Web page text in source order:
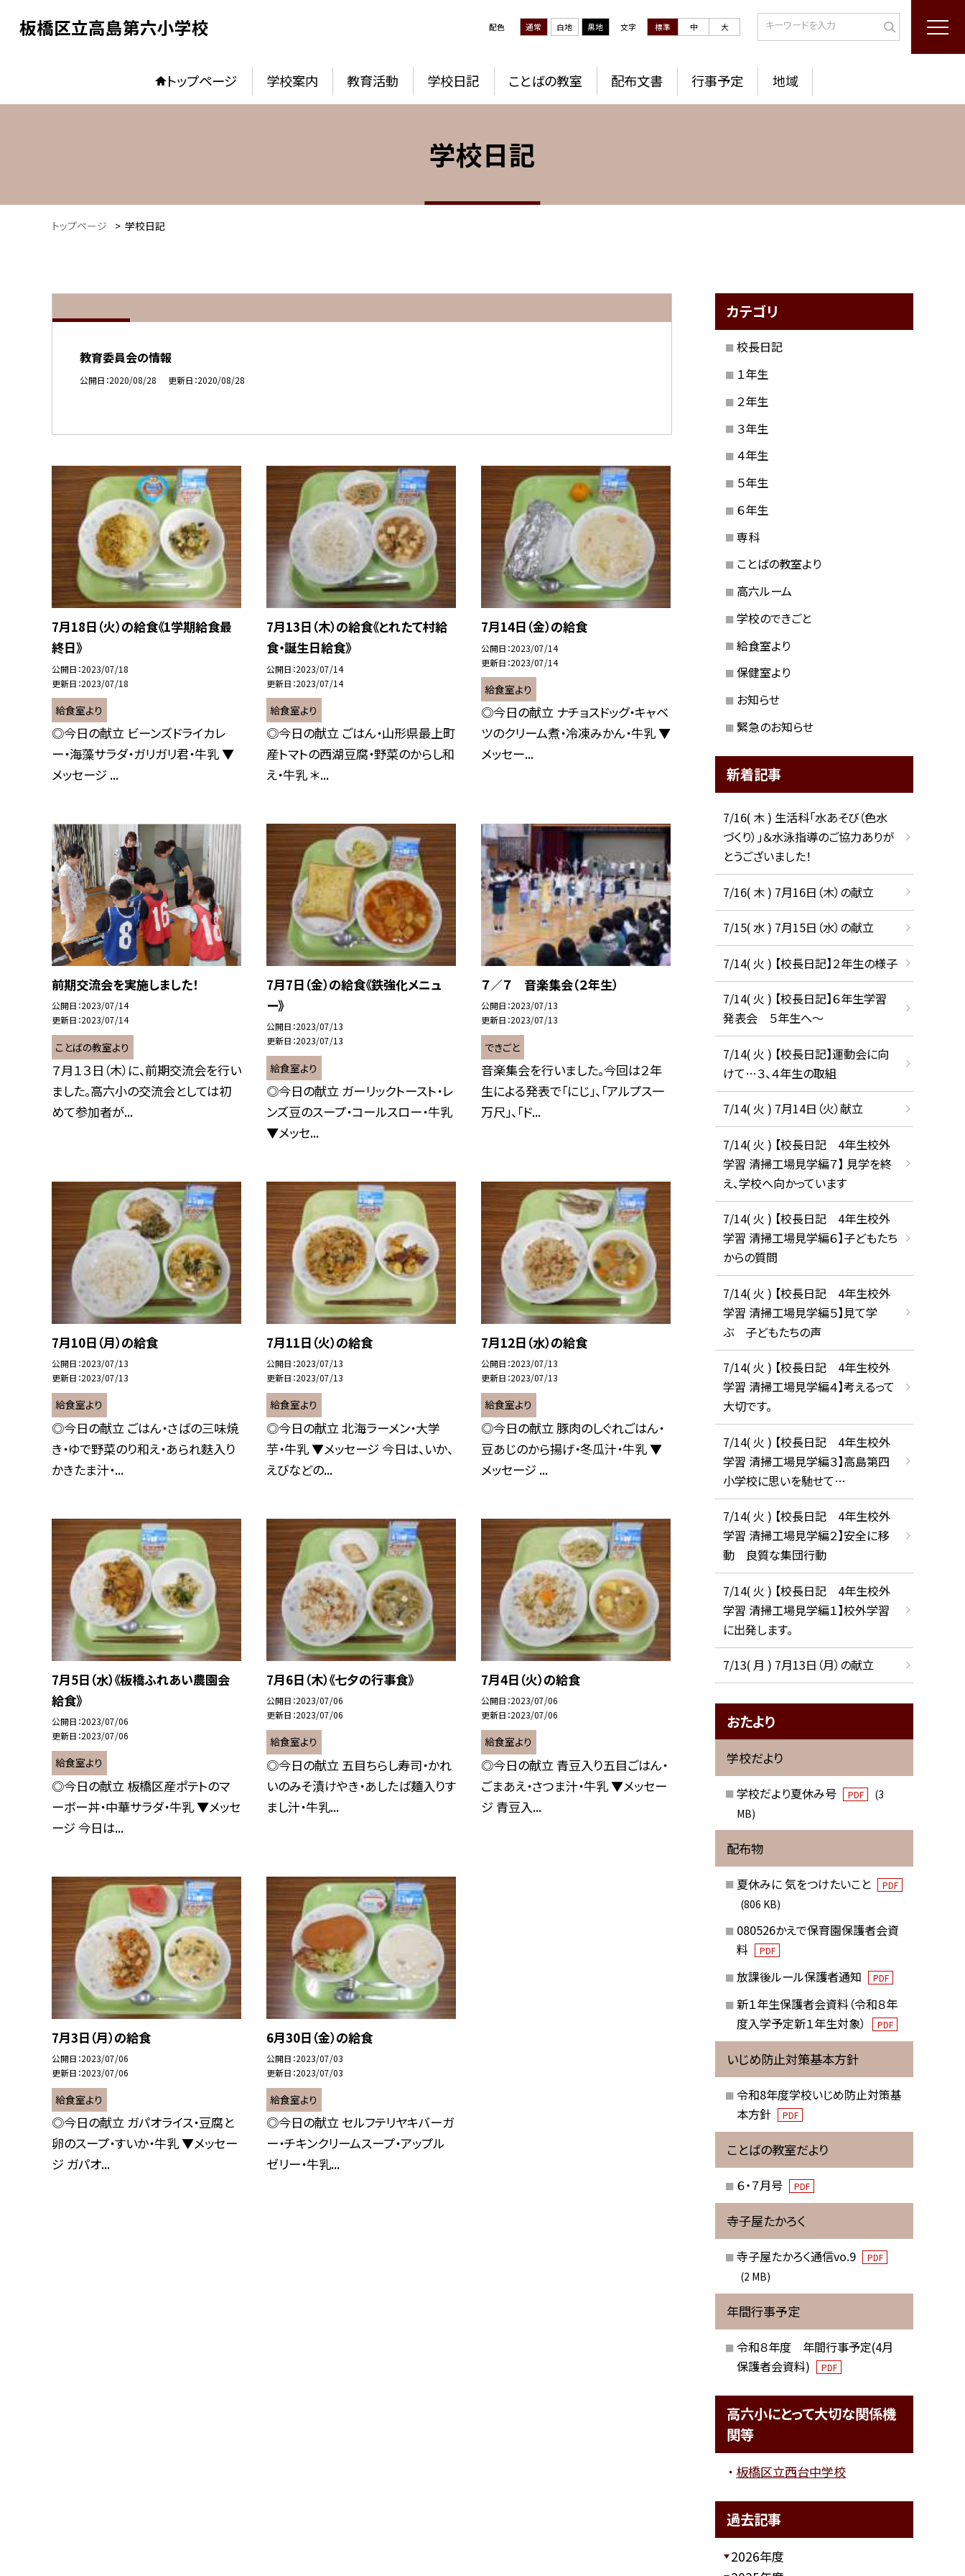
板橋区立高島第六小学校 配色 通常 白地 黒地 文字 標準 中 大
トップページ 学校案内 教育活動 学校日記 ことばの教室 配布文書 行事予定 地域
学校日記
トップページ > 学校日記
教育委員会の情報
公開日 2020/08/28 更新日 2020/08/28
7月18日（火）の給食《1学期給食最
終日》
公開日 2023/07/18
更新日 2023/07/18
給食室より
◎今日の献立 ビーンズドライカレ
ー・海藻サラダ・ガリガリ君・牛乳 ▼
メッセージ ...
7月13日（木）の給食《とれたて村給
食・誕生日給食》
公開日 2023/07/14
更新日 2023/07/14
給食室より
◎今日の献立 ごはん・山形県最上町
産トマトの西湖豆腐・野菜のからし和
え・牛乳 ＊...
7月14日（金）の給食
公開日 2023/07/14
更新日 2023/07/14
給食室より
◎今日の献立 ナチョスドッグ・キャベ
ツのクリーム煮・冷凍みかん・牛乳 ▼
メッセー...
前期交流会を実施しました！
公開日 2023/07/14
更新日 2023/07/14
ことばの教室より
７月１３日（木）に、前期交流会を行い
ました。高六小の交流会としては初
めて参加者が...
7月7日（金）の給食《鉄強化メニュ
ー》
公開日 2023/07/13
更新日 2023/07/13
給食室より
◎今日の献立 ガーリックトースト・レ
ンズ豆のスープ・コールスロー・牛乳
▼メッセ...
７／７ 音楽集会（２年生）
公開日 2023/07/13
更新日 2023/07/13
できごと
音楽集会を行いました。今回は２年
生による発表で「にじ」、「アルプス一
万尺」、「ド...
7月10日（月）の給食
公開日 2023/07/13
更新日 2023/07/13
給食室より
◎今日の献立 ごはん・さばの三味焼
き・ゆで野菜のり和え・あられ麩入り
かきたま汁・...
7月11日（火）の給食
公開日 2023/07/13
更新日 2023/07/13
給食室より
◎今日の献立 北海ラーメン・大学
芋・牛乳 ▼メッセージ 今日は、いか、
えびなどの...
7月12日（水）の給食
公開日 2023/07/13
更新日 2023/07/13
給食室より
◎今日の献立 豚肉のしぐれごはん・
豆あじのから揚げ・冬瓜汁・牛乳 ▼
メッセージ ...
7月5日（水）《板橋ふれあい農園会
給食》
公開日 2023/07/06
更新日 2023/07/06
給食室より
◎今日の献立 板橋区産ポテトのマ
ーボー丼・中華サラダ・牛乳 ▼メッセ
ージ 今日は...
7月6日（木）《七夕の行事食》
公開日 2023/07/06
更新日 2023/07/06
給食室より
◎今日の献立 五目ちらし寿司・かれ
いのみそ漬けやき・あしたば麺入りす
まし汁・牛乳...
7月4日（火）の給食
公開日 2023/07/06
更新日 2023/07/06
給食室より
◎今日の献立 青豆入り五目ごはん・
ごまあえ・さつま汁・牛乳 ▼メッセー
ジ 青豆入...
7月3日（月）の給食
公開日 2023/07/06
更新日 2023/07/06
給食室より
◎今日の献立 ガパオライス・豆腐と
卵のスープ・すいか・牛乳 ▼メッセー
ジ ガパオ...
6月30日（金）の給食
公開日 2023/07/03
更新日 2023/07/03
給食室より
◎今日の献立 セルフテリヤキバーガ
ー・チキンクリームスープ・アップル
ゼリー・牛乳...
カテゴリ
校長日記
１年生
２年生
３年生
４年生
５年生
６年生
専科
ことばの教室より
高六ルーム
学校のできごと
給食室より
保健室より
お知らせ
緊急のお知らせ
新着記事
7/16( 木 ) 生活科「水あそび（色水
づくり）」＆水泳指導のご協力ありが
とうございました！
7/16( 木 ) 7月16日（木）の献立
7/15( 水 ) 7月15日（水）の献立
7/14( 火 ) 【校長日記】２年生の様子
7/14( 火 ) 【校長日記】６年生学習
発表会 ５年生へ〜
7/14( 火 ) 【校長日記】運動会に向
けて…３、４年生の取組
7/14( 火 ) 7月14日（火）献立
7/14( 火 ) 【校長日記 4年生校外
学習 清掃工場見学編７】 見学を終
え、学校へ向かっています
7/14( 火 ) 【校長日記 4年生校外
学習 清掃工場見学編６】子どもたち
からの質問
7/14( 火 ) 【校長日記 4年生校外
学習 清掃工場見学編５】見て学
ぶ 子どもたちの声
7/14( 火 ) 【校長日記 4年生校外
学習 清掃工場見学編４】考えるって
大切です。
7/14( 火 ) 【校長日記 4年生校外
学習 清掃工場見学編３】高島第四
小学校に思いを馳せて…
7/14( 火 ) 【校長日記 4年生校外
学習 清掃工場見学編２】安全に移
動 良質な集団行動
7/14( 火 ) 【校長日記 4年生校外
学習 清掃工場見学編１】校外学習
に出発します。
7/13( 月 ) 7月13日（月）の献立
おたより
学校だより
学校だより夏休み号 PDF
(3
MB)
配布物
夏休みに 気をつけたいこと PDF
(806 KB)
080526かえで保育園保護者会資
料
PDF
放課後ルール保護者通知 PDF
新１年生保護者会資料（令和８年
度入学予定新１年生対象）
PDF
いじめ防止対策基本方針
令和8年度学校いじめ防止対策基
本方針
PDF
ことばの教室だより
６・７月号 PDF
寺子屋たかろく
寺子屋たかろく通信vo.9 PDF
(2 MB)
年間行事予定
令和８年度 年間行事予定(4月
保護者会資料)
PDF
高六小にとって大切な関係機
関等
板橋区立西台中学校
過去記事
2026年度